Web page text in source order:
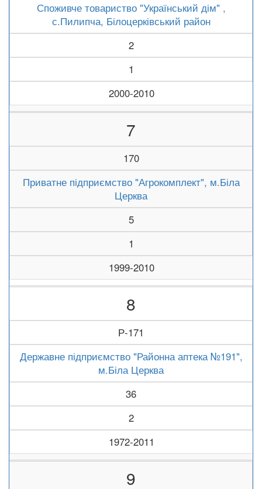
Споживче товариство "Український дім" ,
с.Пилипча, Білоцерківський район
2
1
2000-2010
7
170
Приватне підприємство "Агрокомплект", м.Біла
Церква
5
1
1999-2010
8
Р-171
Державне підприємство "Районна аптека №191",
м.Біла Церква
36
2
1972-2011
9